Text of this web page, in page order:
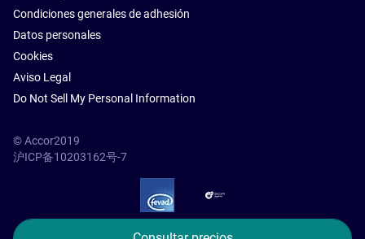
Condiciones generales de adhesión
Datos personales
Cookies
Aviso Legal
Do Not Sell My Personal Information
© Accor2019
沪ICP备10203162号-7